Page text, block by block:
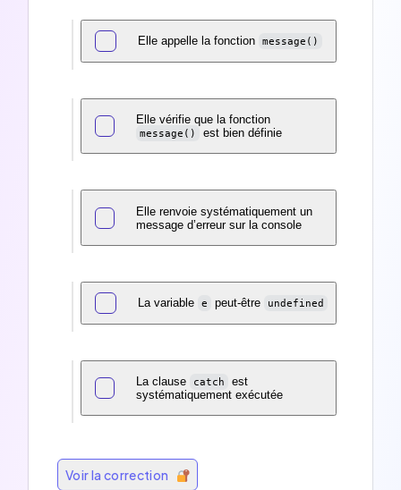
Elle appelle la fonction message()
Elle vérifie que la fonction
message() est bien définie
Elle renvoie systématiquement un
message d’erreur sur la console
La variable e peut-être undefined
La clause catch
est
systématiquement exécutée
Voir la correction